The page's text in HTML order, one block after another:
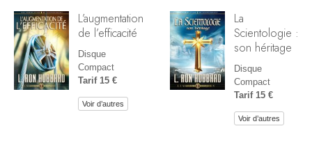
L’augmentation
de l’efficacité
Disque
Compact
Tarif 15 €
Voir d’autres
La
Scientologie :
son héritage
Disque
Compact
Tarif 15 €
Voir d’autres